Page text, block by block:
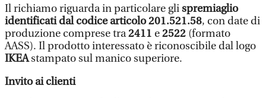
Il richiamo riguarda in particolare glispremiaglio
identificati dal codice articolo 201.521.58, con date di
produzione comprese tra2411 e2522 (formato
AASS). Il prodotto interessato è riconoscibile dal logo
IKEAstampato sul manico superiore.
Invito ai clienti